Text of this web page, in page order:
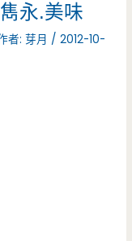
永.美味
者:芽月 /2012-10-